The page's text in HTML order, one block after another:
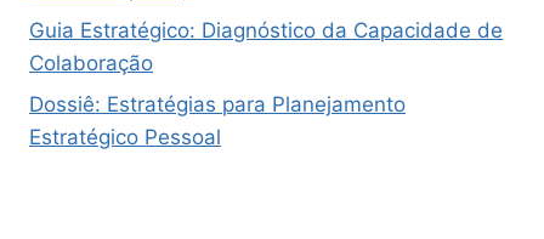
Guia Estratégico: Diagnóstico da Capacidade de
Colaboração
Dossiê: Estratégias para Planejamento
Estratégico Pessoal